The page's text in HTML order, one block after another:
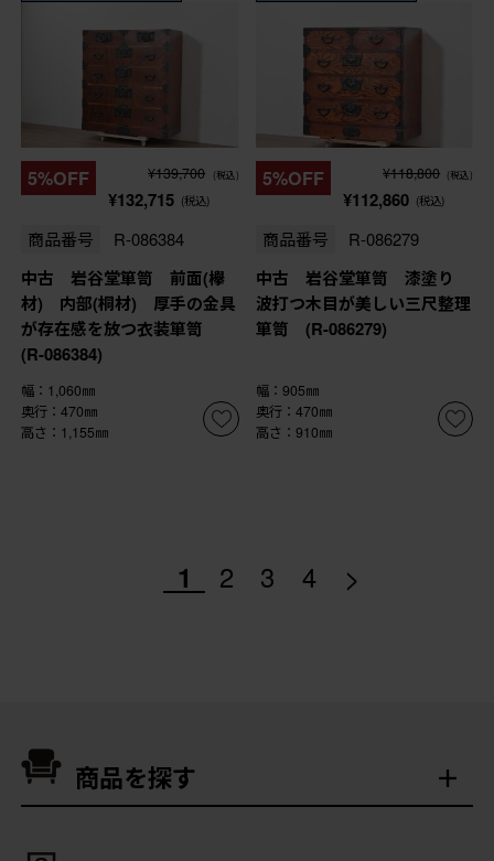
5%OFF ¥139,700 (税込)
¥132,715 (税込)
商品番号 R-086384
中古 岩谷堂箪笥 前面(欅
材) 内部(桐材) 厚手の金具
が存在感を放つ衣装箪笥
(R-086384)
幅：1,060㎜
奥行：470㎜
高さ：1,155㎜
5%OFF ¥118,800 (税込)
¥112,860 (税込)
商品番号 R-086279
中古 岩谷堂箪笥 漆塗り
波打つ木目が美しい三尺整理
箪笥 (R-086279)
幅：905㎜
奥行：470㎜
高さ：910㎜
1 2 3 4 >
商品を探す